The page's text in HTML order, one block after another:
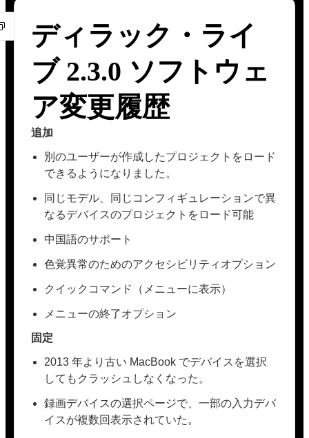
ディラック・ライ
ブ 2.3.0 ソフトウェ
ア変更履歴
追加
別のユーザーが作成したプロジェクトをロード
できるようになりました。
同じモデル、同じコンフィギュレーションで異
なるデバイスのプロジェクトをロード可能
中国語のサポート
色覚異常のためのアクセシビリティオプション
クイックコマンド（メニューに表示）
メニューの終了オプション
固定
2013 年より古い MacBook でデバイスを選択
してもクラッシュしなくなった。
録画デバイスの選択ページで、一部の入力デバ
イスが複数回表示されていた。